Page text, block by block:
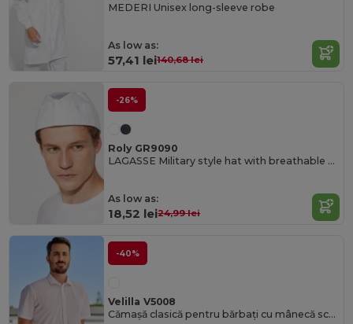
MEDERI Unisex long-sleeve robe
As low as:
57,41 lei140,68 lei
-26%
Roly GR9090
LAGASSE Military style hat with breathable mesh on the top
As low as:
18,52 lei24,99 lei
-40%
Velilla V5008
Cămașă clasică pentru bărbați cu mânecă scurtă Velilla V5008